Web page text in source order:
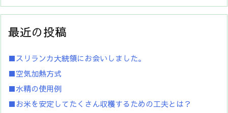
最近の投稿
■スリランカ大統領にお会いしました。
■空気加熱方式
■水精の使用例
■お米を安定してたくさん収穫するための工夫とは？